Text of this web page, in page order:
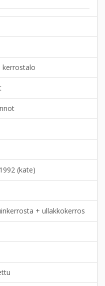
kerrostalo
(kate)
+ ullakkokerros